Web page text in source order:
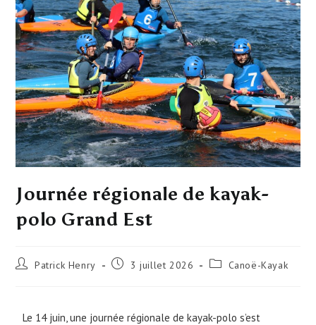
Journée régionale de kayak-
polo Grand Est
Patrick Henry 3 juillet 2026 Canoë-Kayak
Le 14 juin, une journée régionale de kayak-polo s’est